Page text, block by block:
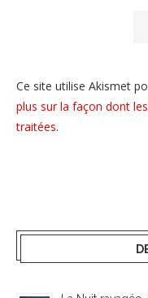
Ce site utilise Akismet
plus sur la façon dont
traitées.